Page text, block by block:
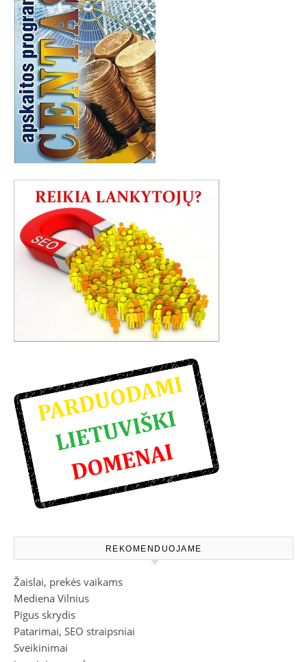
REKOMENDUOJAME
Žaislai, prekės vaikams
Mediena Vilnius
Pigus skrydis
Patarimai, SEO straipsniai
Sveikinimai